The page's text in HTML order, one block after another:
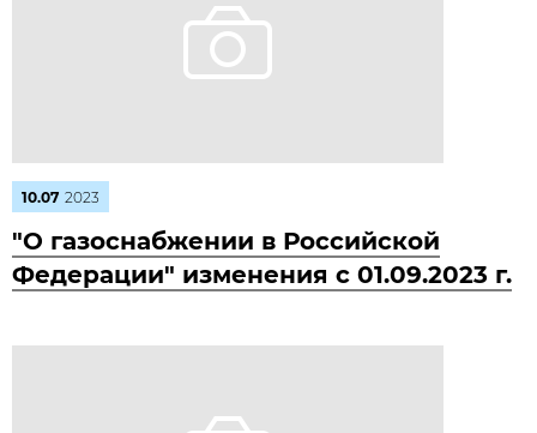
10.07 2023
"О газоснабжении в Российской
Федерации" изменения с 01.09.2023 г.